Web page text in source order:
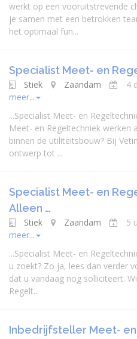
werkt op een vooruitstrevende
je samen met een betrokken
het optimaal fun...
Specialist Meet- en
Stiek Zaandam 4
meer...
...Specialist Meet- en
Meet- en Regeltechniek werken
binnen de utiliteitsbouw? Bij
ontwerp tot ...
Specialist Meet- en
Alleen …
Stiek Zaandam 5
meer...
...Specialist Meet- en
u zoekt? Zo ja, lees dan verder
dat u vandaag nog solliciteert.
Regelt...
Inbedrijfsteller Meet-